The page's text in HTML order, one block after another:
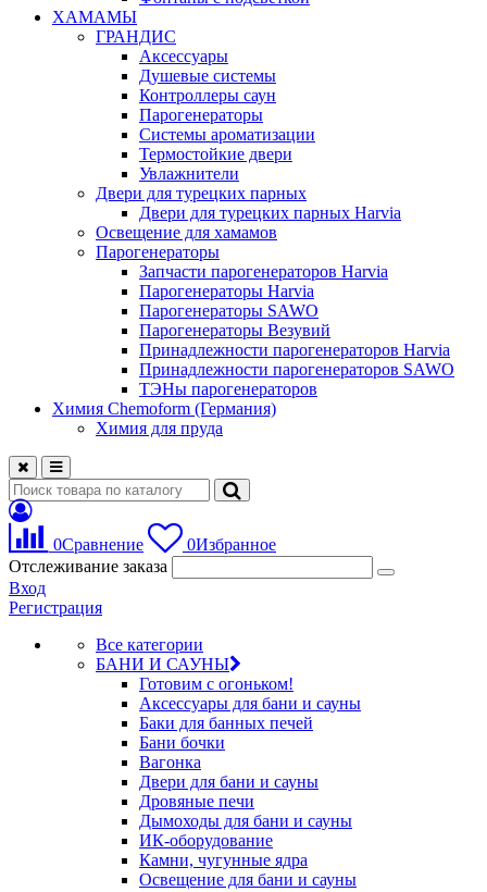
ХАМАМЫ
ГРАНДИС
Аксессуары
Душевые системы
Контроллеры саун
Парогенераторы
Системы ароматизации
Термостойкие двери
Увлажнители
Двери для турецких парных
Двери для турецких парных Harvia
Освещение для хамамов
Парогенераторы
Запчасти парогенераторов Harvia
Парогенераторы Harvia
Парогенераторы SAWO
Парогенераторы Везувий
Принадлежности парогенераторов Harvia
Принадлежности парогенераторов SAWO
ТЭНы парогенераторов
Химия Chemoform (Германия)
Химия для пруда
0Сравнение 0Избранное
Отслеживание заказа
Вход
Регистрация
Все категории
БАНИ И САУНЫ
Готовим с огоньком!
Аксессуары для бани и сауны
Баки для банных печей
Бани бочки
Вагонка
Двери для бани и сауны
Дровяные печи
Дымоходы для бани и сауны
ИК-оборудование
Камни, чугунные ядра
Освещение для бани и сауны